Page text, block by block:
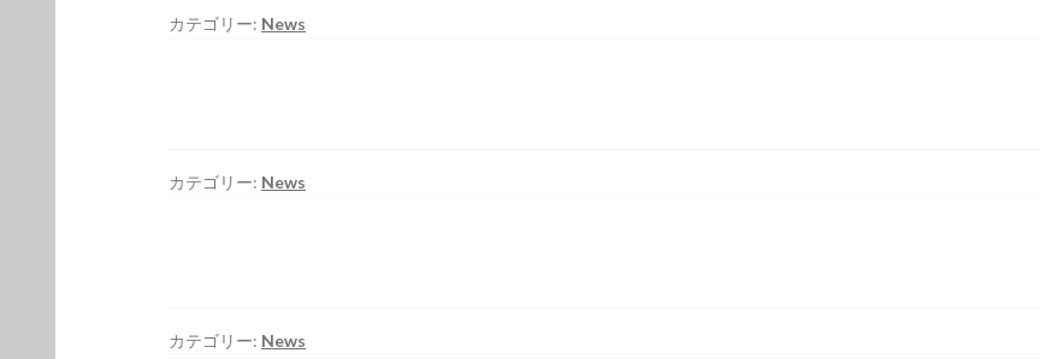
カテゴリー: News
カテゴリー: News
カテゴリー: News